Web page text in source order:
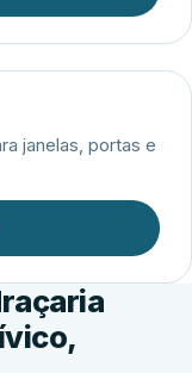
janelas, portas e